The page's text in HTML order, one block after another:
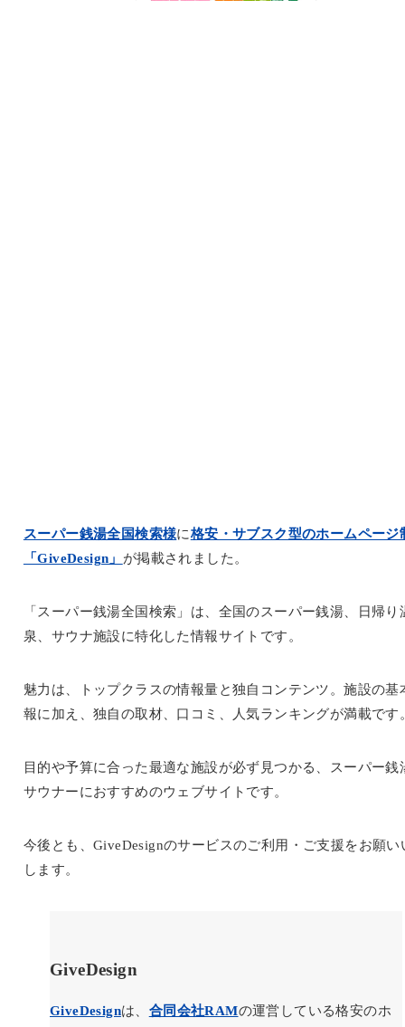
スーパー銭湯全国検索様に格安・サブスク型のホームページ
「GiveDesign」 が掲載されました。
「スーパー銭湯全国検索」は、全国のスーパー銭湯、日帰り
泉、サウナ施設に特化した情報サイトです。
魅力は、トップクラスの情報量と独自コンテンツ。施設の基
報に加え、独自の取材、口コミ、人気ランキングが満載です
目的や予算に合った最適な施設が必ず見つかる、スーパー銭
サウナーにおすすめのウェブサイトです。
今後とも、GiveDesignのサービスのご利用・ご支援をお願い
します。
GiveDesign
GiveDesignは、 合同会社RAMの運営している格安のホ